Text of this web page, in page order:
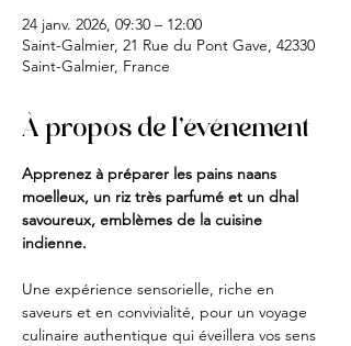
24 janv. 2026, 09:30 – 12:00
Saint-Galmier, 21 Rue du Pont Gave, 42330
Saint-Galmier, France
À propos de l'événement
Apprenez à préparer les pains naans
moelleux, un riz très parfumé et un dhal
savoureux, emblèmes de la cuisine
indienne.
Une expérience sensorielle, riche en
saveurs et en convivialité, pour un voyage
culinaire authentique qui éveillera vos sens